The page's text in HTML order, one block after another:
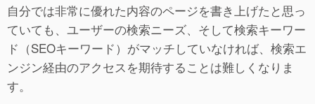
自分では非常に優れた内容のページを書き上げたと思っ
ていても、ユーザーの検索ニーズ、そして検索キーワー
ド（SEOキーワード）がマッチしていなければ、検索エ
ンジン経由のアクセスを期待することは難しくなりま
す。